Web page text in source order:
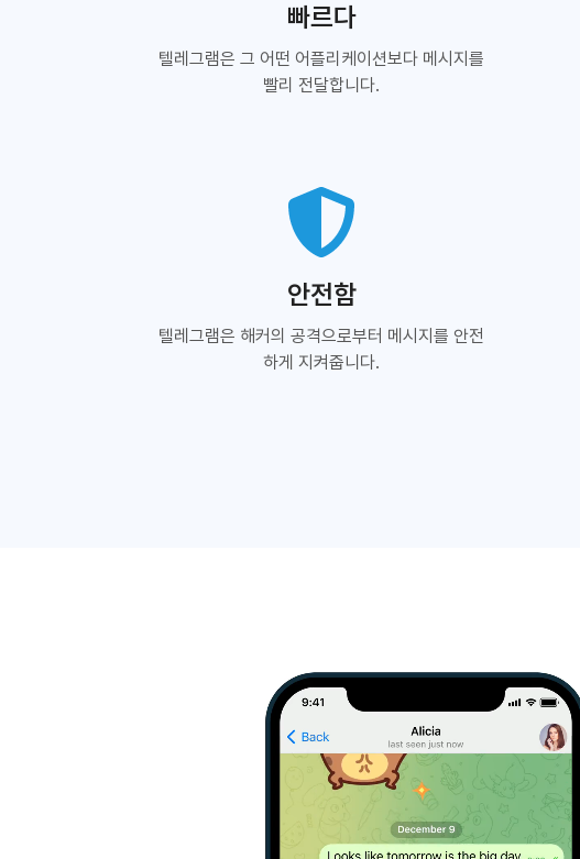
빠르다
텔레그램은 그 어떤 어플리케이션보다 메시지를
빨리 전달합니다.
안전함
텔레그램은 해커의 공격으로부터 메시지를 안전
하게 지켜줍니다.